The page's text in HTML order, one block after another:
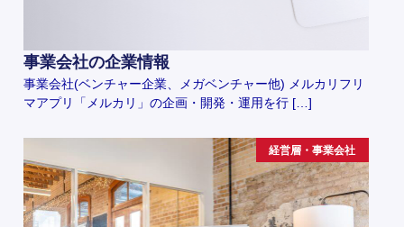
事業会社の企業情報
事業会社(ベンチャー企業、メガベンチャー他) メルカリフリ
マアプリ「メルカリ」の企画・開発・運用を行 […]
経営層・事業会社